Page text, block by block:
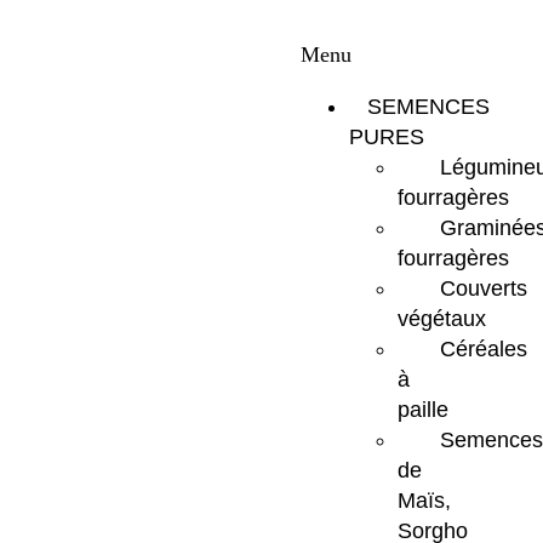
Menu
SEMENCES
PURES
fourragères
fourragères
Couverts
végétaux
Céréales
à
paille
Semences
de
Maïs,
Sorgho